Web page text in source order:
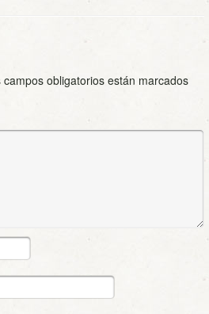
campos obligatorios están marcados